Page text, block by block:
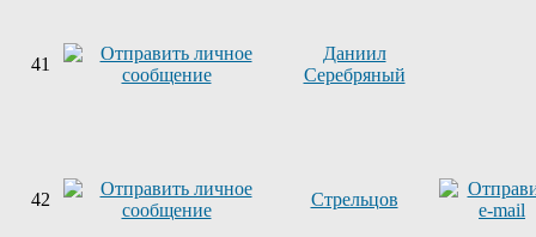
41
Даниил
Серебряный
42 Стрельцов